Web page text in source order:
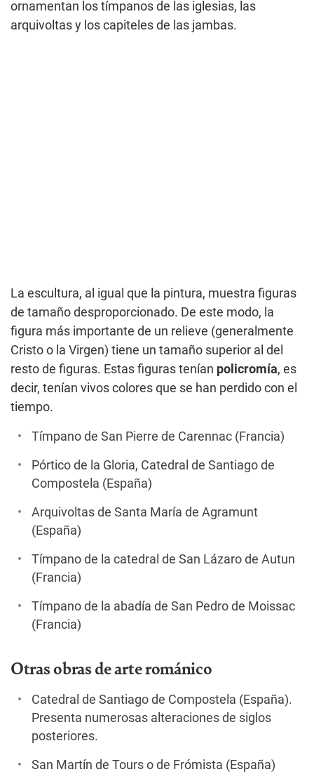
ornamentan los tímpanos de las iglesias, las
arquivoltas y los capiteles de las jambas.
La escultura, al igual que la pintura, muestra figuras
de tamaño desproporcionado. De este modo, la
figura más importante de un relieve (generalmente
Cristo o la Virgen) tiene un tamaño superior al del
resto de figuras. Estas figuras tenían policromía, es
decir, tenían vivos colores que se han perdido con el
tiempo.
Tímpano de San Pierre de Carennac (Francia)
Pórtico de la Gloria, Catedral de Santiago de
Compostela (España)
Arquivoltas de Santa María de Agramunt
(España)
Tímpano de la catedral de San Lázaro de Autun
(Francia)
Tímpano de la abadía de San Pedro de Moissac
(Francia)
Otras obras de arte románico
Catedral de Santiago de Compostela (España).
Presenta numerosas alteraciones de siglos
posteriores.
San Martín de Tours o de Frómista (España)